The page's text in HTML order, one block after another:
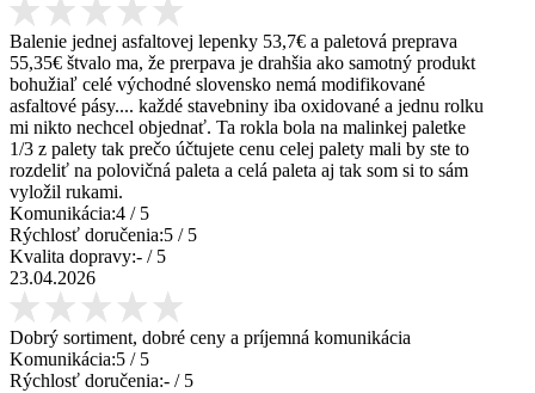
Balenie jednej asfaltovej lepenky 53,7€ a paletová preprava
55,35€ štvalo ma, že prerpava je drahšia ako samotný produkt
bohužiaľ celé východné slovensko nemá modifikované
asfaltové pásy.... každé stavebniny iba oxidované a jednu rolku
mi nikto nechcel objednať. Ta rokla bola na malinkej paletke
1/3 z palety tak prečo účtujete cenu celej palety mali by ste to
rozdeliť na polovičná paleta a celá paleta aj tak som si to sám
vyložil rukami.
Komunikácia:4 / 5
Rýchlosť doručenia:5 / 5
Kvalita dopravy:- / 5
23.04.2026
Dobrý sortiment, dobré ceny a príjemná komunikácia
Komunikácia:5 / 5
Rýchlosť doručenia:- / 5